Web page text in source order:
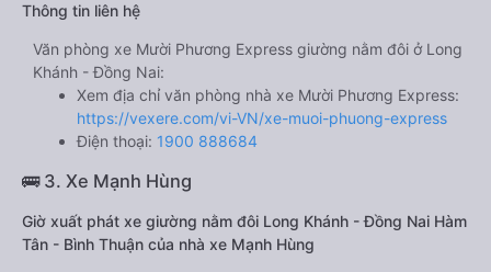
Thông tin liên hệ
Văn phòng xe Mười Phương Express giường nằm đôi ở Long
Khánh - Đồng Nai:
Xem địa chỉ văn phòng nhà xe Mười Phương Express:
https://vexere.com/vi-VN/xe-muoi-phuong-express
Điện thoại: 1900 888684
🚌 3. Xe Mạnh Hùng
Giờ xuất phát xe giường nằm đôi Long Khánh - Đồng Nai Hàm
Tân - Bình Thuận của nhà xe Mạnh Hùng